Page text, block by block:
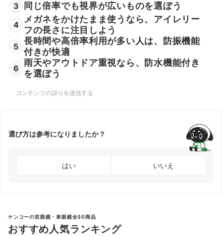
3 同じ倍率でも視界が広いものを選ぼう
4
メガネをかけたまま使うなら、アイレリー
フの長さに注目しよう
5
長時間や高倍率利用が多い人は、防振機能
付きが快適
6
雨天やアウトドア重視なら、防水機能付き
を選ぼう
コンテンツの誤りを送信する
選び方は参考になりましたか？
はい いいえ
ケンコーの双眼鏡・単眼鏡全30商品
おすすめ人気ランキング